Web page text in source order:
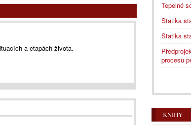
a etapách života.
Tepelné
Statika
Statika
procesu
KNIHY